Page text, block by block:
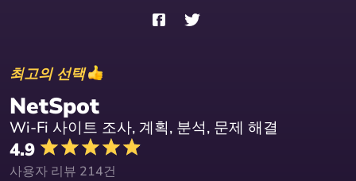
최고의 선택
NetSpot
Wi-Fi 사이트 조사, 계획, 분석, 문제 해결
4.9
사용자 리뷰 214건